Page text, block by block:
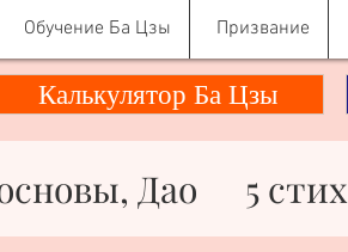
Обучение Ба Цзы Призвание
Калькулятор Ба Цзы
Дао 5